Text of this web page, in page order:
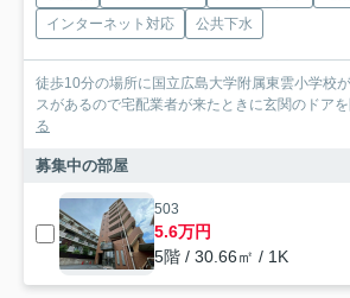
インターネット対応
公共下水
徒歩10分の場所に国立広島大学附属東雲小学校
スがあるので宅配業者が来たときに玄関のドア
る
募集中の部屋
503
5.6万円
5階 / 30.66㎡ / 1K